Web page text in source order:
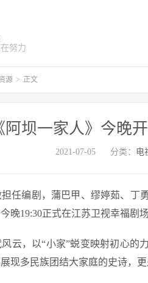
努力
源 > 正文
阿坝一家人》今晚
2021-07-05 分类： 电
任编剧，蒲巴甲、缪婷茹、丁
晚19:30正式在江苏卫视幸福剧场
云，以“小家”蜕变映射初心的
现多民族团结大家庭的史诗，